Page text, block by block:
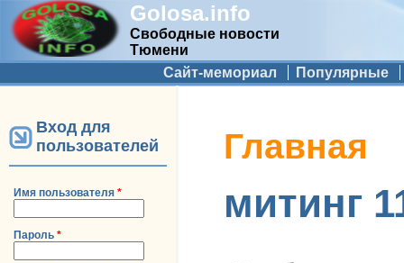
Golosa.info
Свободные новости
Тюмени
Дополнительное меню
Сайт-мемориал Популярные
Вход для
пользователей
Имя пользователя *
Пароль *
Вы здесь
Главная
митинг